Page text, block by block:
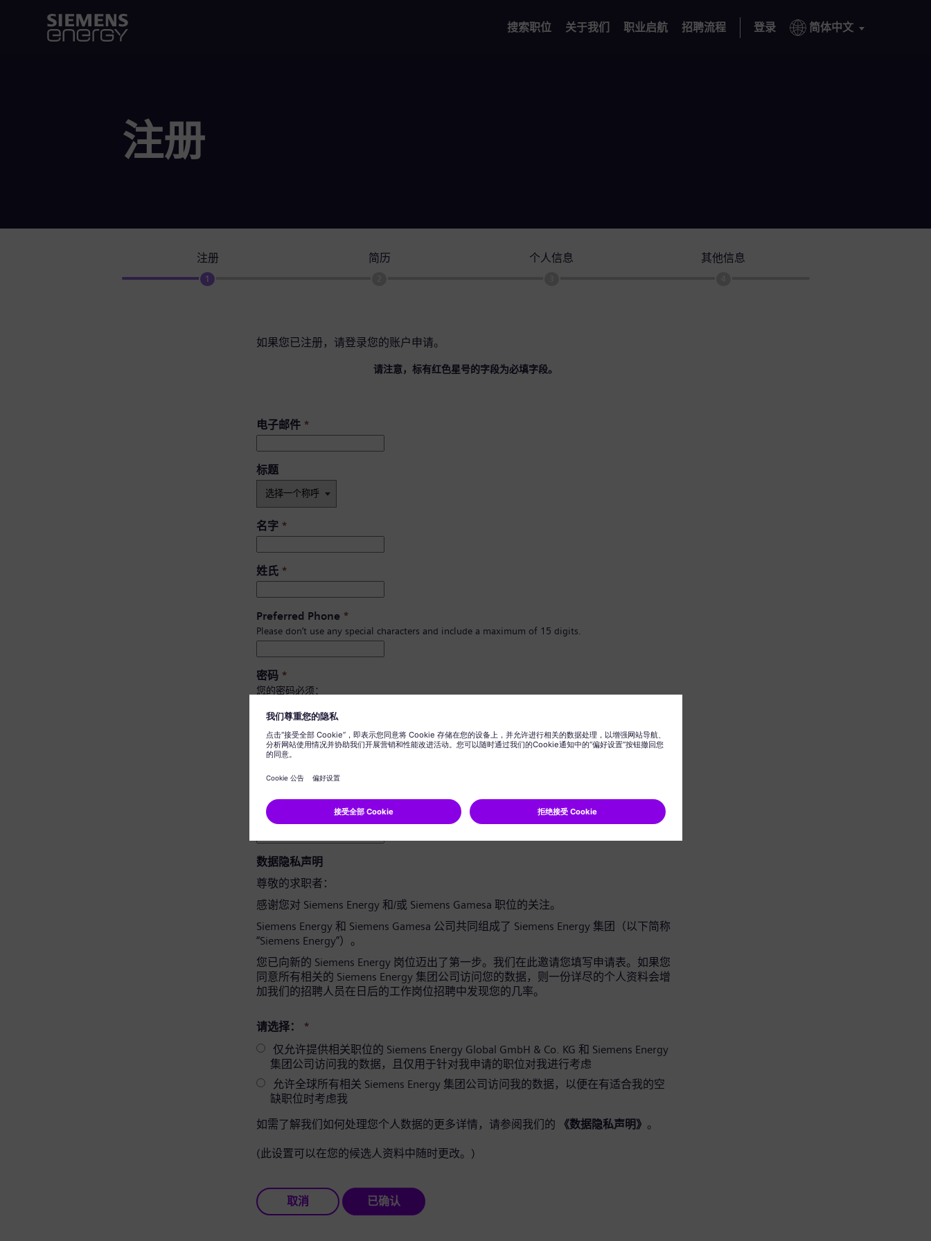
搜索职位 关于我们 职业启航 招聘流程 登录 简体中文
注册
注册
1
简历 个人信息 其他信息
如果您已注册，请登录您的账户 申请。
请注意，标有红色星号的字段为必填字段。
电子邮件 *
标题
名字 *
姓氏 *
Preferred Phone *
Please don’t use any special characters and include a maximum of 15 digits.
密码 *
您的密码必须：
至少有 8 个字符。
有大小写字母，并且至少有一个数字和一个符号。
不包含您的任何个人信息。
密码确认
数据隐私声明
尊敬的求职者：
感谢您对 Siemens Energy 和/或 Siemens Gamesa 职位的关注。
Siemens Energy 和 Siemens Gamesa 公司共同组成了 Siemens Energy 集团（以下简称
“Siemens Energy”）。
您已向新的 Siemens Energy 岗位迈出了第一步。我们在此邀请您填写申请表。如果您
同意所有相关的 Siemens Energy 集团公司访问您的数据，则一份详尽的个人资料会增
加我们的招聘人员在日后的工作岗位招聘中发现您的几率。
请选择：
*
仅允许提供相关职位的 Siemens Energy Global GmbH & Co. KG 和 Siemens Energy
集团公司访问我的数据，且仅用于针对我申请的职位对我进行考虑
允许全球所有相关 Siemens Energy 集团公司访问我的数据，以便在有适合我的空
缺职位时考虑我
如需了解我们如何处理您个人数据的更多详情，请参阅我们的
《数据隐私声明》 。
(此设置可以在您的候选人资料中随时更改。)
取消 已确认